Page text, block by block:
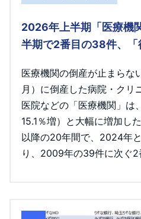
2026年上半期「医療機
半期で2番目の38件、「
医療機関の倒産が止まら
月）に倒産した病院・クリ
医院などの「医療機関」は
15.1％増）と大幅に増加し
以降の20年間で、2024年
り、2009年の39件に次ぐ2